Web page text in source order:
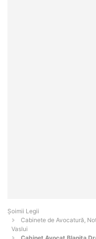
Șoimii Legii
Cabinete de Avocatură,
Vaslui